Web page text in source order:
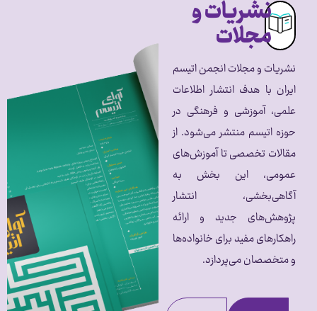
نشریات و
مجلات
نشریات و مجلات انجمن اتیسم
ایران با هدف انتشار اطلاعات
علمی، آموزشی و فرهنگی در
حوزه اتیسم منتشر می‌شود. از
مقالات تخصصی تا آموزش‌های
عمومی، این بخش به
آگاهی‌بخشی، انتشار
پژوهش‌های جدید و ارائه
راهکارهای مفید برای خانواده‌ها
و متخصصان می‌پردازد.